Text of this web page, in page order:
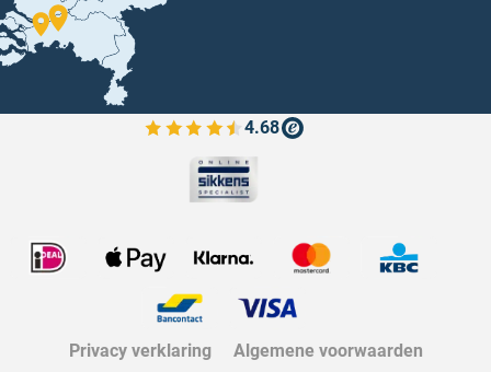
4.68
Bekijk de verfplaza beoordelingen
Privacy verklaring Algemene voorwaarden